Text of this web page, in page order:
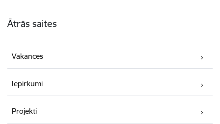
Ātrās saites
Vakances
Iepirkumi
Projekti